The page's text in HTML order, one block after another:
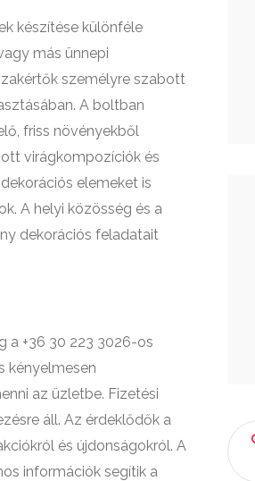
készítése különféle
más ünnepi
személyre szabott
A boltban
friss növényekből
virágkompozíciók és
elemeket is
A helyi közösség és a
dekorációs feladatait
a +36 30 223 3026-os
kényelmesen
az üzletbe. Fizetési
áll. Az érdeklődők a
és újdonságokról. A
információk segítik a